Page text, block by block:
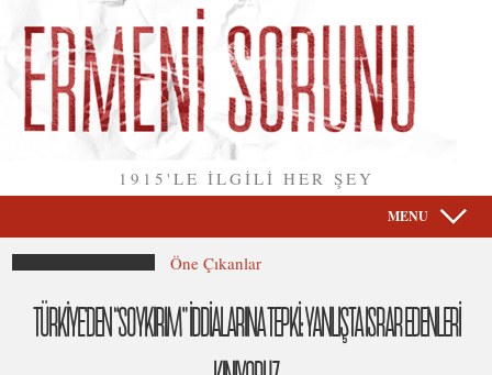
1915'LE İLGİLİ HER ŞEY
MENU
Öne Çıkanlar
TÜRKİYE’DEN “SOYKIRIM” İDDİALARINA TEPKİ: YANLIŞTA ISRAR EDENLERİ